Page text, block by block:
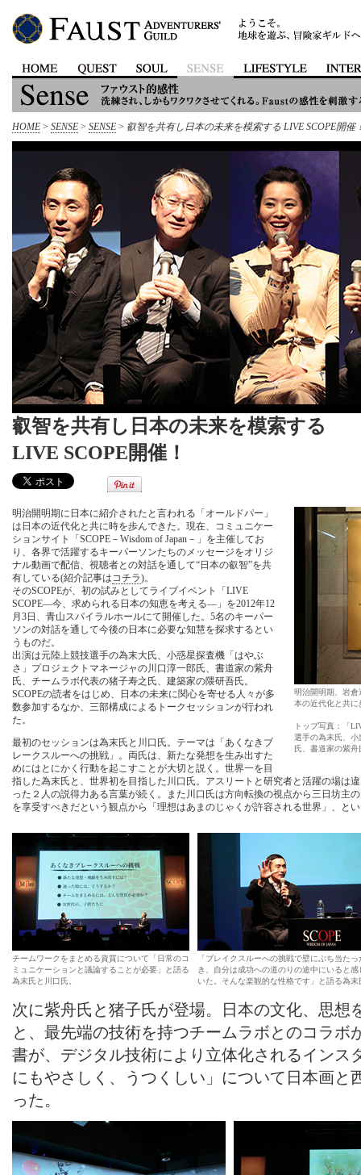
HOME > SENSE > SENSE > 叡智を共有し日本の未来を模索する LIVE SCOPE開催
叡智を共有し日本の未来を模索する
LIVE SCOPE開催！
明治開明期、岩
本の近代化と共
トップ写真：「
選手の為末氏、
氏、書道家の紫
明治開明期に日本に紹介されたと言われる「オールドパー」
は日本の近代化と共に時を歩んできた。現在、コミュニケー
ションサイト「SCOPE－Wisdom of Japan－」を主催してお
り、各界で活躍するキーパーソンたちのメッセージをオリジ
ナル動画で配信、視聴者との対話を通して“日本の叡智”を共
有している(紹介記事はコチラ)。
そのSCOPEが、初の試みとしてライブイベント「LIVE
SCOPE―今、求められる日本の知恵を考える―」を2012年12
月3日、青山スパイラルホールにて開催した。5名のキーパー
ソンの対話を通して今後の日本に必要な知慧を探求するとい
うものだ。
出演は元陸上競技選手の為末大氏、小惑星探査機「はやぶ
さ」プロジェクトマネージャの川口淳一郎氏、書道家の紫舟
氏、チームラボ代表の猪子寿之氏、建築家の隈研吾氏。
SCOPEの読者をはじめ、日本の未来に関心を寄せる人々が多
数参加するなか、三部構成によるトークセッションが行われ
た。
最初のセッションは為末氏と川口氏。テーマは「あくなきブ
レークスルーへの挑戦」。両氏は、新たな発想を生み出すた
めにはとにかく行動を起こすことが大切と説く。世界一を目
指した為末氏と、世界初を目指した川口氏。アスリートと研究者と活躍の場は
った２人の説得力ある言葉が続く。また川口氏は方向転換の視点から三日坊主
を享受すべきだという観点から「理想はあまのじゃくが許容される世界」、と
チームワークをまとめる資質について「日常のコ
ミュニケーションと議論することが必要」と語る
為末氏と川口氏。
「ブレイクスルーへの挑戦で壁にぶち当たっ
き、自分は成功への道のりの途中にいると感
いた。そんな楽観的な性格です」と語る為末
次に紫舟氏と猪子氏が登場。日本の文化、思想
と、最先端の技術を持つチームラボとのコラボ
書が、デジタル技術により立体化されるインス
にもやさしく、うつくしい」について日本画と
った。